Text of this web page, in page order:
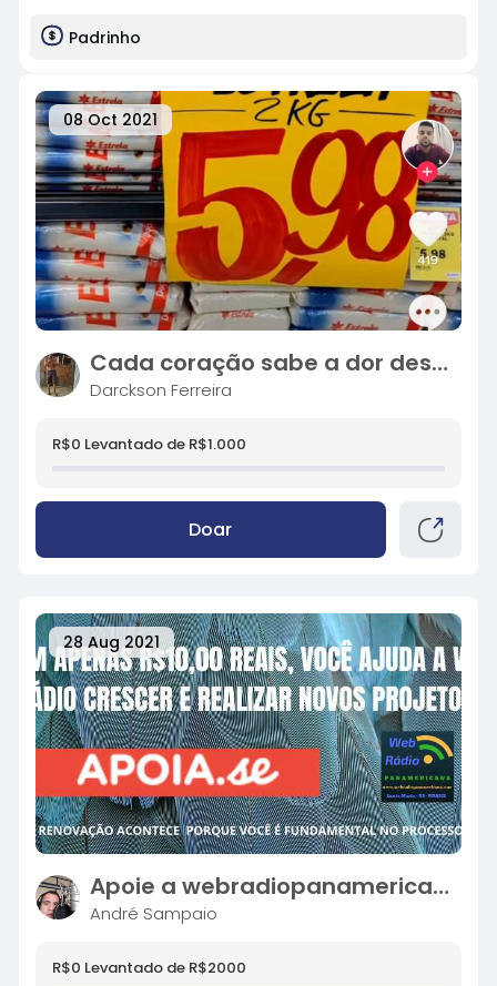
Padrinho
08 Oct 2021
Cada coração sabe a dor deste momento.
Darckson Ferreira
R$0 Levantado de R$1.000
Doar
28 Aug 2021
Apoie a webradiopanamericana.com
André Sampaio
R$0 Levantado de R$2000